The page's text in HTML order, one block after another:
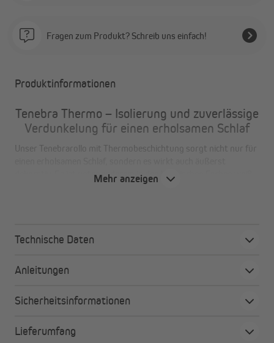
Fragen zum Produkt? Schreib uns einfach!
Produktinformationen
Tenebra Thermo – Isolierung und zuverlässige
Verdunkelung für einen erholsamen Schlaf
Unser Tenebrarollo mit Thermobeschichtung sorgt nicht nur für
dekorativ. Es ist unter anderem in den klassischen Farben weiß,
dunkelblau, braun oder grau erhältlich, die zu jedem
Perfekt geeignet zur Verdunkelung von Schlaf- und
Thermobeschichtung für isolierende Wirkung, die
Mit Magnet am unteren Stoffrand zur besseren
Mehr anzeigen
Technische Daten
Anleitungen
Sicherheitsinformationen
Lieferumfang